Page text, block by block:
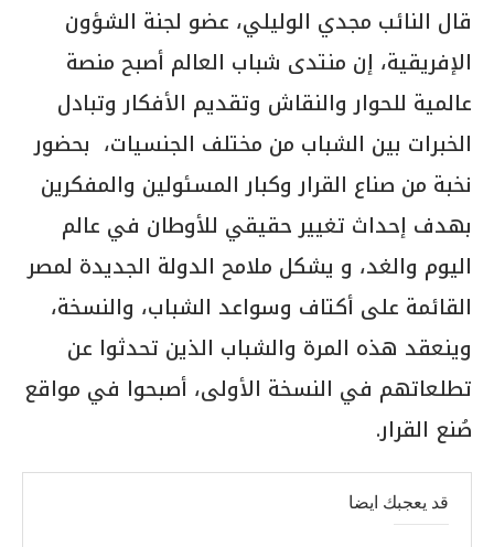
قال النائب مجدي الوليلي، عضو لجنة الشؤون
الإفريقية، إن منتدى شباب العالم أصبح منصة
عالمية للحوار والنقاش وتقديم الأفكار وتبادل
الخبرات بين الشباب من مختلف الجنسيات، بحضور
نخبة من صناع القرار وكبار المسئولين والمفكرين
بهدف إحداث تغيير حقيقي للأوطان في عالم
اليوم والغد، و يشكل ملامح الدولة الجديدة لمصر
القائمة على أكتاف وسواعد الشباب، والنسخة،
وينعقد هذه المرة والشباب الذين تحدثوا عن
تطلعاتهم في النسخة الأولى، أصبحوا في مواقع
صُنع القرار.
قد يعجبك ايضا